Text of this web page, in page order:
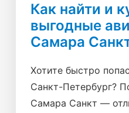
Как найти и
выгодные
Самара
Хотите быстро
Санкт-Петербург?
Самара Санкт —